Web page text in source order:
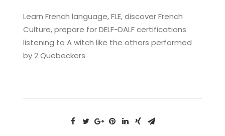
Learn French language, FLE, discover French
Culture, prepare for DELF-DALF certifications
listening to A witch like the others performed
by 2 Quebeckers